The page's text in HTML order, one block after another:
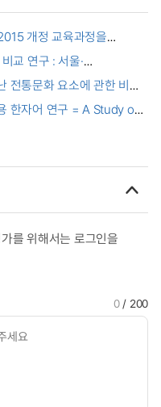
개정 교육과정을
교 연구 : 서울·
on Posters :
Olympic Official Posters
전통문화 요소에 관한 비교
in public posters
한자어 연구 = A Study on
를 위해서는 로그인을
0/ 200